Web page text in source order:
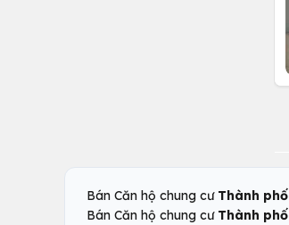
Bán Căn hộ chung cư Thành
Bán Căn hộ chung cư Thành